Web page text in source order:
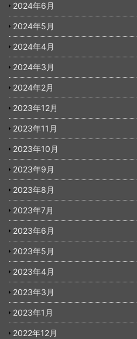
2024年6月
2024年5月
2024年4月
2024年3月
2024年2月
2023年12月
2023年11月
2023年10月
2023年9月
2023年8月
2023年7月
2023年6月
2023年5月
2023年4月
2023年3月
2023年1月
2022年12月